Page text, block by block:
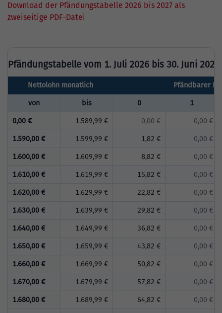
Download der Pfändungstabelle 2026 bis 2027 als
zweiseitige PDF-Datei
Pfändungstabelle vom 1. Juli 2026 bis 30. Juni 2027
Nettolohn monatlich Pfändbarer
von bis 0 1
0,00 € 1.589,99 € 0,00 € 0,00 €
1.590,00 € 1.599,99 € 1,82 € 0,00 €
1.600,00 € 1.609,99 € 8,82 € 0,00 €
1.610,00 € 1.619,99 € 15,82 € 0,00 €
1.620,00 € 1.629,99 € 22,82 € 0,00 €
1.630,00 € 1.639,99 € 29,82 € 0,00 €
1.640,00 € 1.649,99 € 36,82 € 0,00 €
1.650,00 € 1.659,99 € 43,82 € 0,00 €
1.660,00 € 1.669,99 € 50,82 € 0,00 €
1.670,00 € 1.679,99 € 57,82 € 0,00 €
1.680,00 € 1.689,99 € 64,82 € 0,00 €